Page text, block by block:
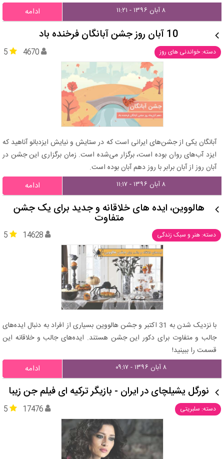
۸ آبان ۱۳۹۶ - ۱۱:۲۱ ادامه
10 آبان روز جشن آبانگان فرخنده باد
دسته: خواندنی های روز 5 4670
آبانگان یکی از جشن‌های ایرانی است که در ستایش و نیایش ایزدبانو آناهید که
ایزد آب‌های روان بوده است، برگزار می‌شده است. زمان برگزاری این جشن در
آبان روز از آبان برابر با روز دهم آبان بوده است.
۸ آبان ۱۳۹۶ - ۱۱:۱۷ ادامه
هالووین، ایده های خلاقانه و جدید برای یک جشن
متفاوت
دسته: هنر و سبک زندگی 5 14628
با نزدیک شدن به 31 اکتبر و جشن هالووین بسیاری از افراد به دنبال ایده‌های
جالب و متفاوت برای دکور این جشن هستند. ایده‌های جالب و خلاقانه این
قسمت را ببینید!
۸ آبان ۱۳۹۶ - ۰۹:۱۷ ادامه
نورگل یشیلچای در ایران - بازیگر ترکیه ای فیلم جن زیبا
دسته: سلبریتی 5 17476